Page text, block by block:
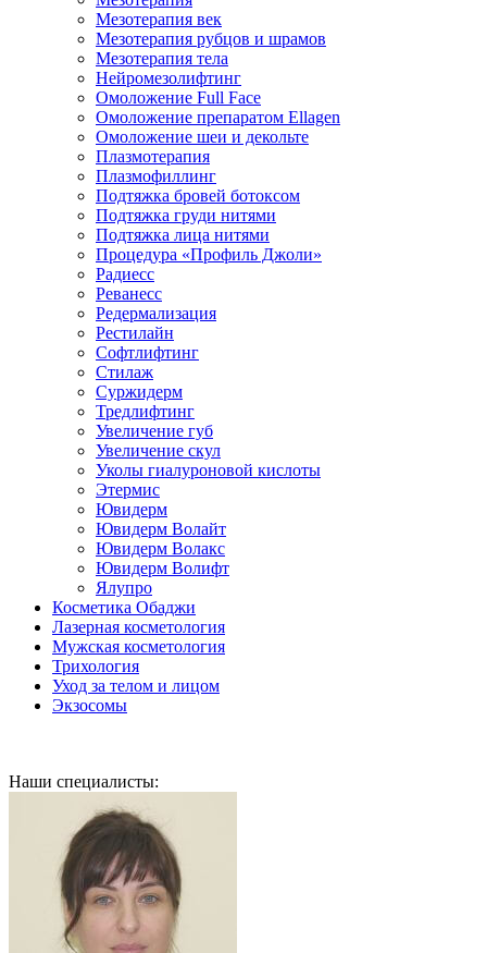
Мезотерапия век
Мезотерапия рубцов и шрамов
Мезотерапия тела
Нейромезолифтинг
Омоложение Full Face
Омоложение препаратом Ellagen
Омоложение шеи и декольте
Плазмотерапия
Плазмофиллинг
Подтяжка бровей ботоксом
Подтяжка груди нитями
Подтяжка лица нитями
Процедура «Профиль Джоли»
Радиесс
Реванесс
Редермализация
Рестилайн
Софтлифтинг
Стилаж
Суржидерм
Тредлифтинг
Увеличение губ
Увеличение скул
Уколы гиалуроновой кислоты
Этермис
Ювидерм
Ювидерм Волайт
Ювидерм Волакс
Ювидерм Волифт
Ялупро
Косметика Обаджи
Лазерная косметология
Мужская косметология
Трихология
Уход за телом и лицом
Экзосомы
Наши специалисты: